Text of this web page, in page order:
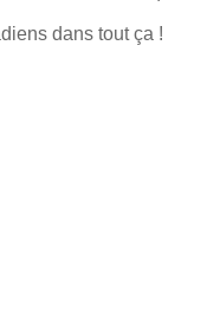
dans tout ça !